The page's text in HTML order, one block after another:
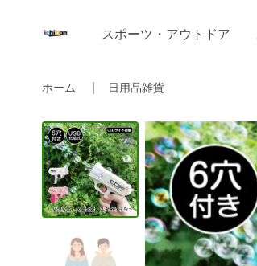
スポーツ・アウトドア
ホーム 日用品雑貨